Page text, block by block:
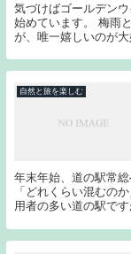
気づけばゴールデン
始めています。 梅雨
が、唯一嬉しいのが
自然と旅を楽しむ
年末年始、道の駅常
「どれくらい混むの
用者の多い道の駅で